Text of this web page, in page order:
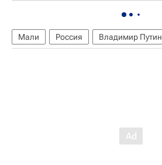
Мали Россия Владимир Путин